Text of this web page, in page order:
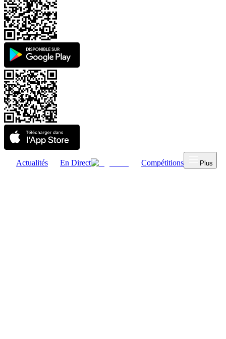
Actualités En Direct Compétitions Plus